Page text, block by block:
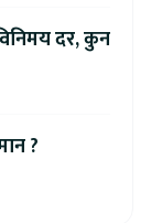
दर, कुन
?